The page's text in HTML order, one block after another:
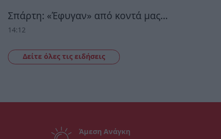
Σπάρτη: «Έφυγαν» από κοντά μας…
14:12
Δείτε όλες τις ειδήσεις
Άμεση Ανάγκη